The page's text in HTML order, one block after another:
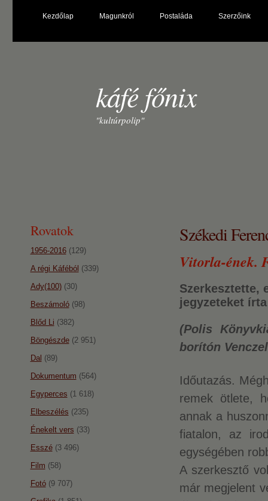
Kezdőlap Magunkról Postaláda Szerzőink
káfé főnix
"kultúrpolip"
Székedi
Vitorla-ének.
Szerkesztette,
jegyzeteket
(Polis
borítón
Időutazás.
remek ötlete,
annak a
fiatalon, az
egységében
A szerkesztő
már megjelent
Rovatok
1956-2016(129)
A régi Káféból (339)
Ady(100)(30)
Beszámoló(98)
Blőd Li (382)
Böngészde(2 951)
Dal (89)
Dokumentum (564)
Egyperces (1 618)
Elbeszélés (235)
Énekelt vers (33)
Esszé(3 496)
Film (58)
Fotó(9 707)